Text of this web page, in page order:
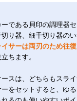
である貝印の調理器
り器、細千切り器の
イサーは両刃のため往
ちます。
スは、どちらもスラ
をセットすると、ゆ